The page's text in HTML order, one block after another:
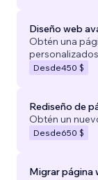
Diseño web
Obtén una
Desde450 $
Rediseño de
Obtén un
Desde650 $
Migrar página